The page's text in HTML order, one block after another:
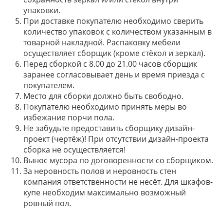
упаковки.
При доставке покупателю необходимо сверить
количество упаковок с количеством указанным в
товарной накладной. Распаковку мебели
осуществляет сборщик (кроме стёкол и зеркал).
Перед сборкой с 8.00 до 21.00 часов сборщик
заранее согласовывает день и время приезда с
покупателем.
Место для сборки должно быть свободно.
Покупателю необходимо принять меры во
избежание порчи пола.
Не забудьте предоставить сборщику дизайн-
проект (чертёж)! При отсутствии дизайн-проекта
сборка не осуществляется!
Вынос мусора по договоренности со сборщиком.
За неровность полов и неровность стен
компания ответственности не несёт. Для шкафов-
купе необходим максимально возможный
ровный пол.